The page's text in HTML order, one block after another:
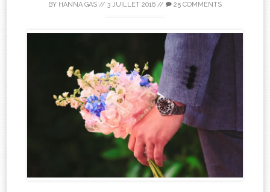
BY HANNA GAS // 3 JUILLET 2016 // 25 COMMENTS